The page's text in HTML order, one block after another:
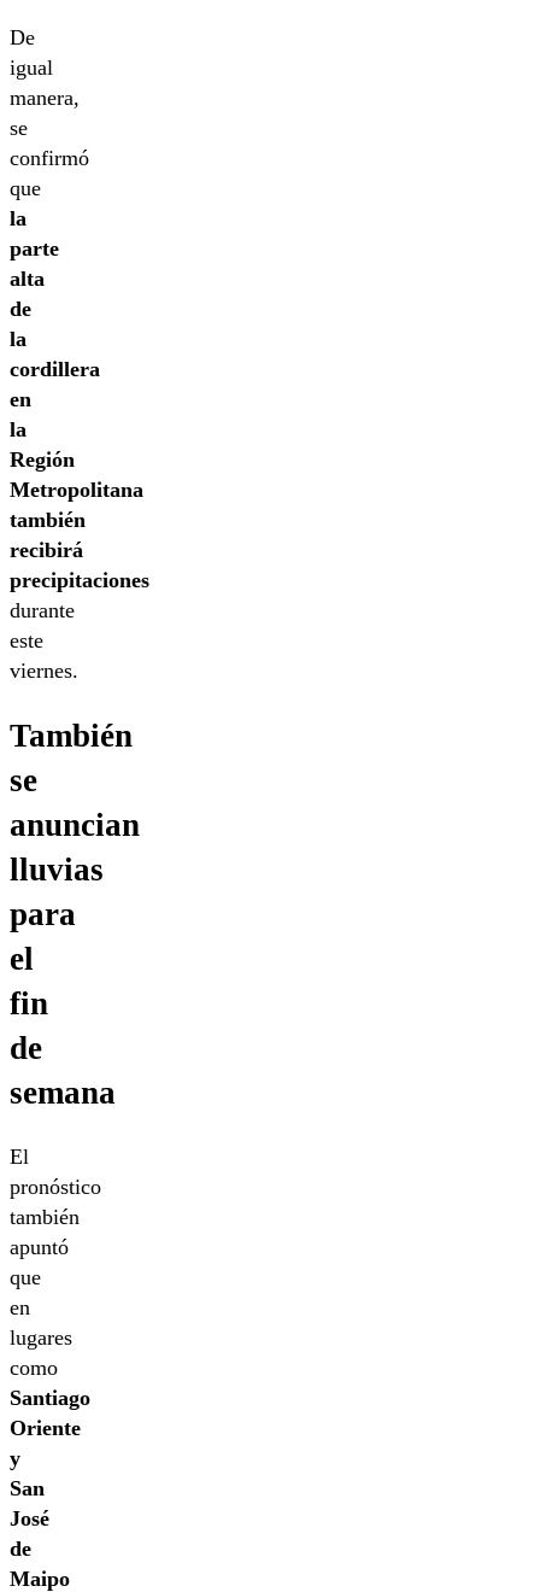
De
igual
manera,
se
confirmó
que
la
parte
alta
de
la
cordillera
en
la
Región
Metropolitana
también
recibirá
precipitaciones
durante
este
viernes.
También
se
anuncian
lluvias
para
el
fin
de
semana
El
pronóstico
también
apuntó
que
en
lugares
como
Santiago
Oriente
y
San
José
de
Maipo